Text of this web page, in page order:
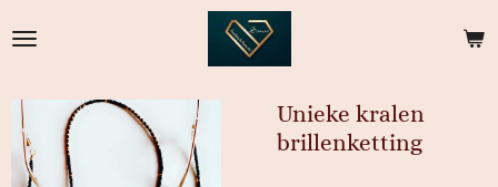
direct
hoofdinhoud
Unieke kralen
brillenketting